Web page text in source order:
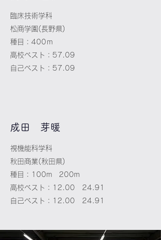
臨床技術学科
松商学園(長野県)
種目：400ｍ
高校ベスト：57.09
​自己ベスト：57.09
​成田 芽暖
視機能科学科
秋田商業(秋田県 )
種目：100m 200m
高校ベスト：12.00 24.91
​自己ベスト：12.00 24.91